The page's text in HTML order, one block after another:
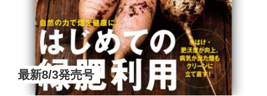
最新8/3発売号